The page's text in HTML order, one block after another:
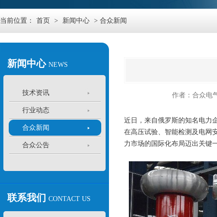
当前位置： 首页 > 新闻中心 > 合众新闻
新闻中心 NEWS
技术资讯
行业动态
合众新闻
合众公告
联系我们 CONTACT US
作者：合众电
近日，来自俄罗斯的知名电力
在高压试验、智能检测及电网
力市场的国际化布局迈出关键